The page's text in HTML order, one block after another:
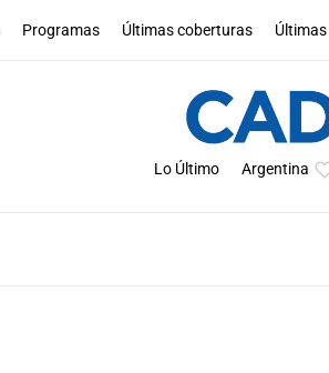
Programas Últimas coberturas
Lo Último Argentina